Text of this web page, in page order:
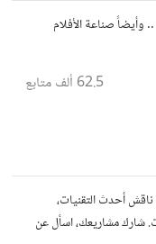
وأيضاً صناعة الأفلام
62.5 ألف متابع
أحدث التقنيات،
شارك مشاريعك، اسأل عن